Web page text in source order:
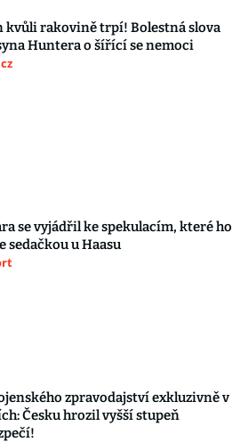
kvůli rakovině trpí! Bolestná slova
Huntera o šířící se nemoci
se vyjádřil ke spekulacím, které ho
sedačkou u Haasu
zpravodajství exkluzivně v
Česku hrozil vyšší stupeň